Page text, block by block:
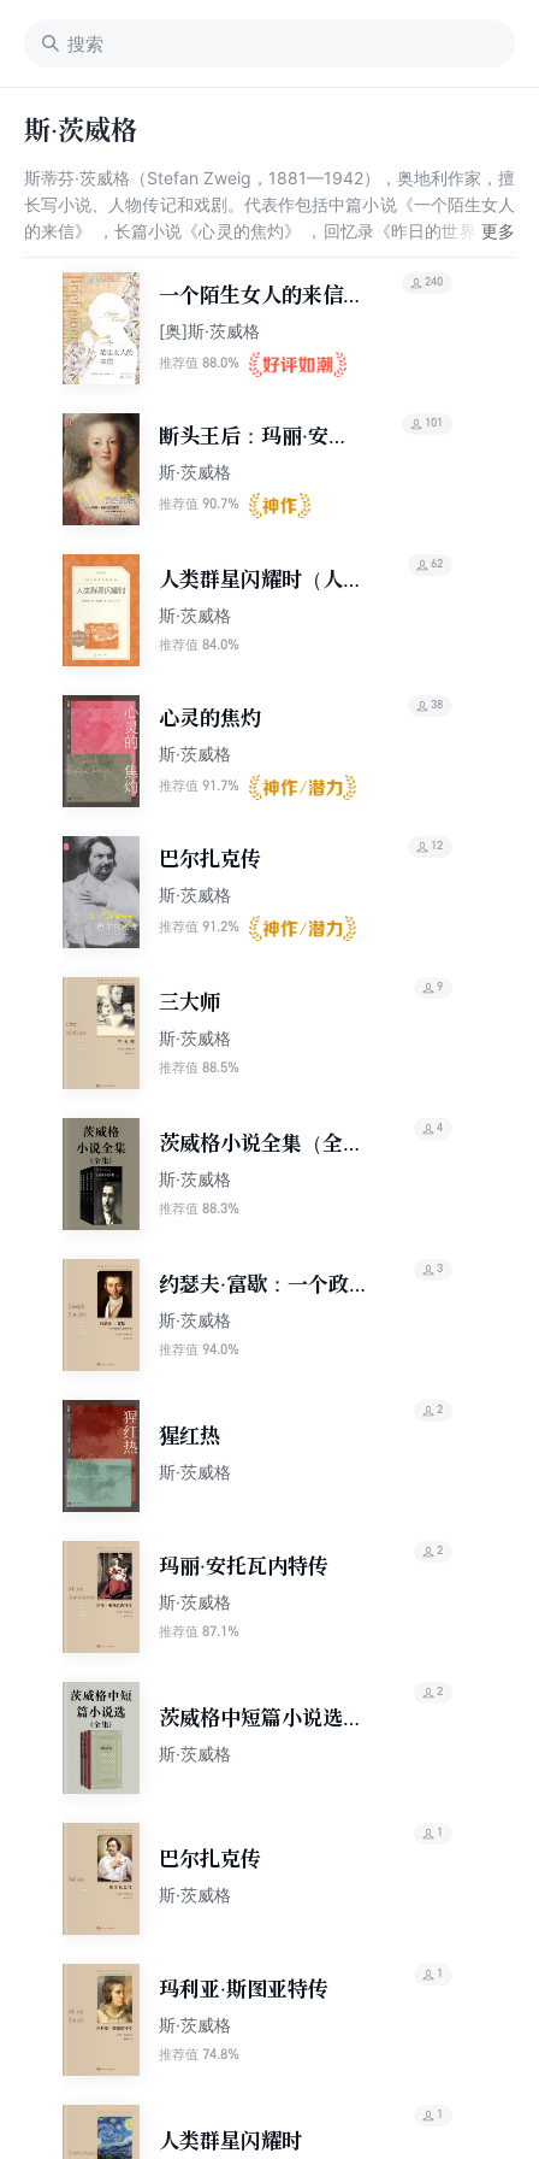
斯·茨威格
斯蒂芬·茨威格（Stefan Zweig，1881—1942），奥地利作家，擅
长写小说、人物传记和戏剧。代表作包括中篇小说《一个陌生女人
的来信》 ，长篇小说《心灵的焦灼》 ，回忆录《昨日的世界》 ，
在的情感因素，如虚荣、仇恨、爱情，为读者营造出一幕幕戏剧般
的冲突，极大地开拓了侧重人物性格描绘的文学传记样式。罗曼·
罗兰曾评价“茨威格是奥地利的市民社会高贵的代言人”。
一个陌生女人的来信
（同名电影原著）
[奥]斯·茨威格
推荐值 88.0%
240
断头王后：玛丽·安托
瓦内特传
斯·茨威格
推荐值 90.7%
101
人类群星闪耀时（人文
社·语文阅读推荐丛书）
斯·茨威格
推荐值 84.0%
62
心灵的焦灼
斯·茨威格
推荐值 91.7%
38
巴尔扎克传
斯·茨威格
推荐值 91.2%
12
三大师
斯·茨威格
推荐值 88.5%
9
茨威格小说全集（全
集）
斯·茨威格
推荐值 88.3%
4
约瑟夫·富歇：一个政治
性人物的肖像
斯·茨威格
推荐值 94.0%
3
猩红热
斯·茨威格
2
玛丽·安托瓦内特传
斯·茨威格
推荐值 87.1%
2
茨威格中短篇小说选
（全集）（人文社外国
斯·茨威格
2
巴尔扎克传
斯·茨威格
1
玛利亚·斯图亚特传
斯·茨威格
推荐值 74.8%
1
人类群星闪耀时
1